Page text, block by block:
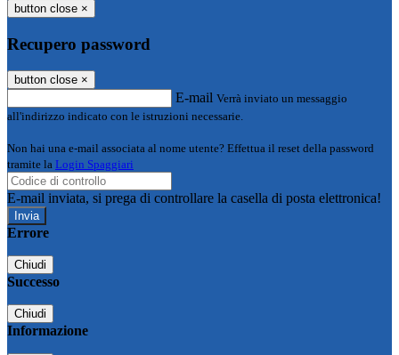
button close ×
Recupero password
button close ×
E-mail Verrà inviato un messaggio
all'indirizzo indicato con le istruzioni necessarie.
Non hai una e-mail associata al nome utente? Effettua il reset della password
tramite la Login Spaggiari
E-mail inviata, si prega di controllare la casella di posta elettronica!
Errore
Chiudi
Successo
Chiudi
Informazione